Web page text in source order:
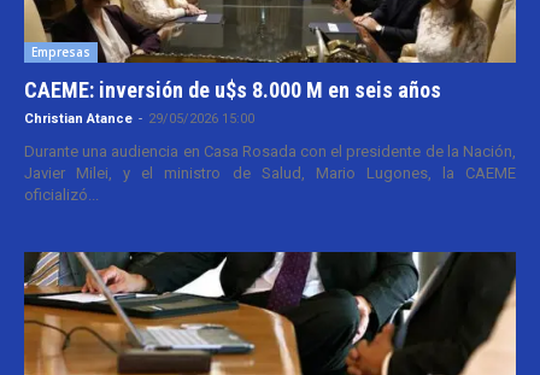
Empresas
CAEME: inversión de u$s 8.000 M en seis años
Christian Atance - 29/05/2026 15:00
Durante una audiencia en Casa Rosada con el presidente de la Nación,
Javier Milei, y el ministro de Salud, Mario Lugones, la CAEME
oficializó...